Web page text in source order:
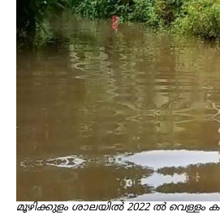
മൂഴിക്കുളം ശാലയിൽ 2022 ൽ വെള്ളം